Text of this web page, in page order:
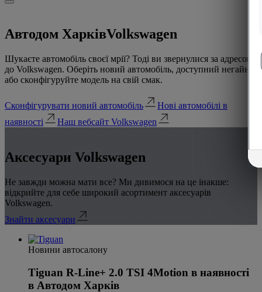
Автодом ХарківVolkswagen
Шукаєте автомобіль своєї мрії? Тоді ви звернулися за адресою
до Volkswagen. Оберіть новий автомобіль, доступний негайно,
або сконфігуруйте модель на свій смак.
Сконфігурувати новий автомобіль
Нові автомобілі в
наявності
Наш вебсайт Volkswagen
Аксесуари Volkswagen
Не завжди можна мати все? Ми дивимося на це інакше:
відкрийте для себе широкий асортимент аксесуарів
Volkswagen.
Знайти аксесуари
Новини автосалону
Tiguan R-Line+ 2.0 TSI 4Motion в наявності
в Автодом Харків